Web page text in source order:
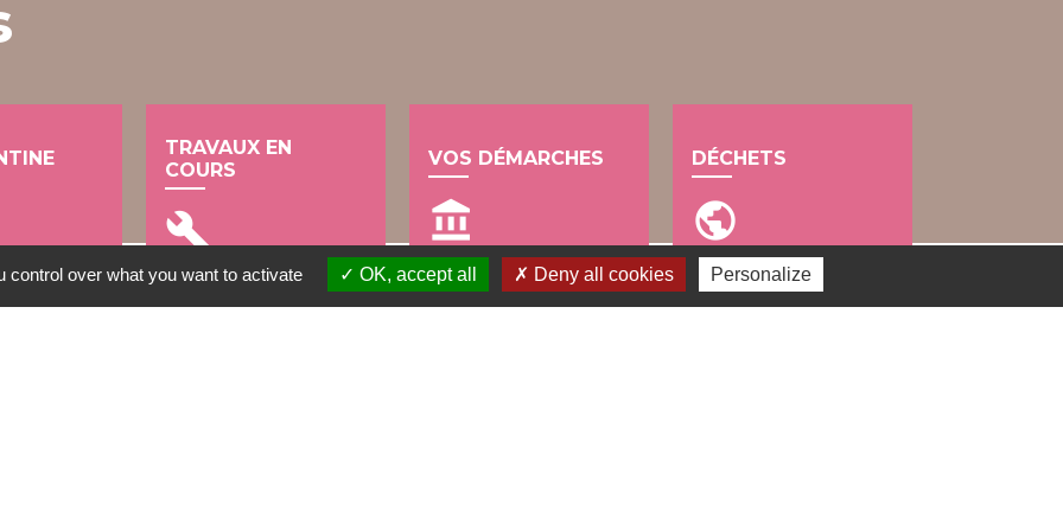
TRAVAUX EN
COURS
build
VOS DÉMARCHES
account_balance
DÉCHETS
public
over what you want to activate OK, accept all Deny all cookies Personalize